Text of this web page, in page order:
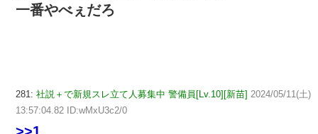
一番やべぇだろ
281: 社説＋で新規スレ立て人募集中 警備員[Lv.10][新苗] 2024/05/11(土)
13:57:04.82 ID:wMxU3c2/0
>>1